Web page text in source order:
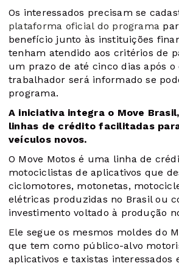
Os interessados precisam se
plataforma oficial do programa
benefício junto às instituições
tenham atendido aos critérios de
um prazo de até cinco dias após o
trabalhador será informado se
programa.
A iniciativa integra o Move
linhas de crédito facilitadas
veículos novos.
O Move Motos é uma linha de
motociclistas de aplicativos que
ciclomotores, motonetas,
elétricas produzidas no Brasil ou
investimento voltado à produção
Ele segue os mesmos moldes do
que tem como público-alvo
aplicativos e taxistas interessados